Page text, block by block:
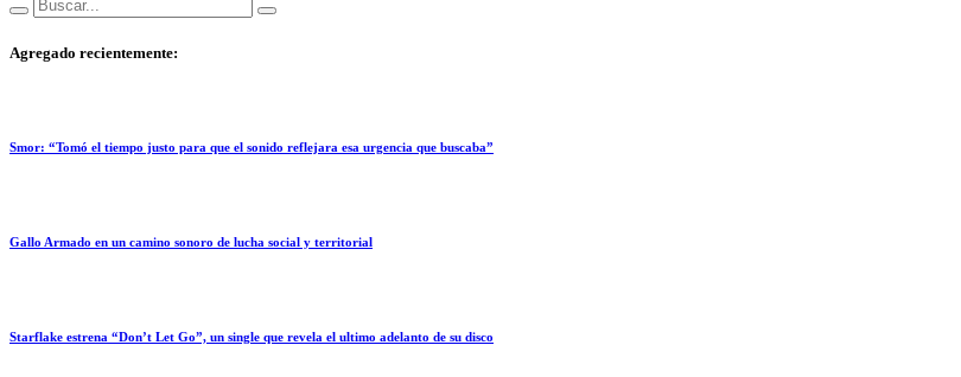
Agregado recientemente:
Smor: “Tomó el tiempo justo para que el sonido reflejara esa urgencia que buscaba”
Gallo Armado en un camino sonoro de lucha social y territorial
Starflake estrena “Don’t Let Go”, un single que revela el ultimo adelanto de su disco